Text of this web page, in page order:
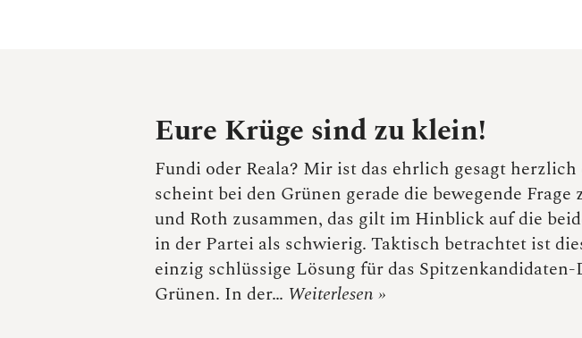
Eure Krüge sind zu klein!
Fundi oder Reala? Mir ist das ehrlich gesagt herzlich
scheint bei den Grünen gerade die bewegende
und Roth zusammen, das gilt im Hinblick auf die
in der Partei als schwierig. Taktisch betrachtet ist
einzig schlüssige Lösung für das
Grünen. In der… Weiterlesen »